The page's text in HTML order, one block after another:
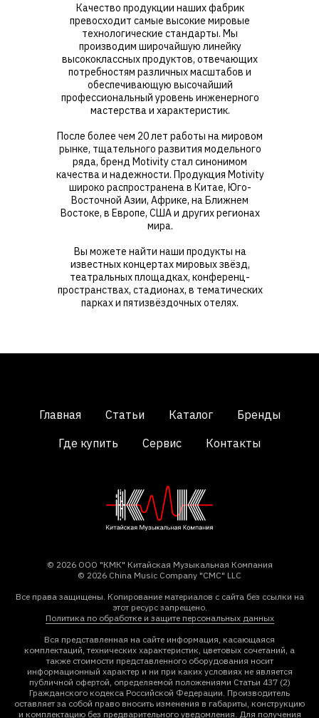
Качество продукции наших фабрик
превосходит самые высокие мировые
технологические стандарты. Мы
производим широчайшую линейку
высококлассных продуктов, отвечающих
потребностям различных масштабов и
обеспечивающую высочайший
профессиональный уровень инженерного
мастерства и характеристик.
После более чем 20 лет работы на мировом
рынке, тщательного развития модельного
ряда, бренд Motivity стал синонимом
качества и надежности. Продукция Motivity
широко распространена в Китае, Юго-
Восточной Азии, Африке, на Ближнем
Востоке, в Европе, США и других регионах
мира.
Вы можете найти наши продукты на
известных концертах мировых звёзд,
театральных площадках, конференц-
пространствах, стадионах, в тематических
парках и пятизвёздочных отелях.
Главная Статьи Каталог
Бренды
Где купить
Сервис Контакты
© 2026 ООО "КМК" Китайская Музыкальная Компания
© 2026 China Music Company "CMC" LLC
Все права защищены. Копирование материалов с сайта без ссылки на
этот ресурс запрещено.
Политика по обработке и защите персональных данных
Вся представленная на сайте информация, касающаяся
комплектаций, технических характеристик, цветовых сочетаний, а
также стоимости представленного оборудования носит
информационный характер и ни при каких условиях не является
публичной офертой, определяемой положениями Статьи 437 (2)
Гражданского кодекса Российской Федерации. Производитель
оставляет за собой право вносить изменения в габариты, конструкцию
и комплектацию без предварительного уведомления. Для получения